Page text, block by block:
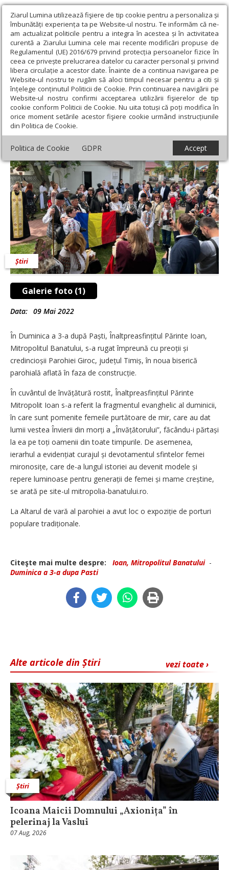
Ziarul Lumina utilizează fişiere de tip cookie pentru a personaliza și
îmbunătăți experiența ta pe Website-ul nostru. Te informăm că ne-
am actualizat politicile pentru a integra în acestea și în activitatea
curentă a Ziarului Lumina cele mai recente modificări propuse de
Regulamentul (UE) 2016/679 privind protecția persoanelor fizice în
ceea ce privește prelucrarea datelor cu caracter personal și privind
libera circulație a acestor date. Înainte de a continua navigarea pe
Website-ul nostru te rugăm să aloci timpul necesar pentru a citi și
înțelege conținutul Politicii de Cookie. Prin continuarea navigării pe
Website-ul nostru confirmi acceptarea utilizării fişierelor de tip
cookie conform Politicii de Cookie. Nu uita totuși că poți modifica în
orice moment setările acestor fişiere cookie urmând instrucțiunile
din Politica de Cookie.
Politica de Cookie GDPR Accept
Ziarul Lumina › Actualitate religioasă › Știri › Vizită arhierească
într-o parohie dinamică din județul Timiș
Vizită arhierească într-o parohie dinamică
din județul Timiș
Galerie foto (1)
Știri
Data: 09 Mai 2022
În Duminica a 3-a după Paști, Înaltpreasfințitul Părinte Ioan,
Mitropolitul Banatului, s-a rugat împreună cu preoții și
credincioșii Parohiei Giroc, județul Timiș, în noua biserică
parohială aflată în faza de construcție.
În cuvântul de învățătură rostit, Înaltpreasfințitul Părinte
Mitropolit Ioan s-a referit la fragmentul evanghelic al duminicii,
în care sunt pomenite femeile purtătoare de mir, care au dat
lumii vestea Învierii din morți a „Învăță­torului”, făcându-i părtași
la ea pe toți oamenii din toate timpurile. De asemenea,
ierarhul a evidențiat curajul și devotamentul sfintelor femei
mironosițe, care de-a lungul istoriei au devenit modele și
repere luminoase pentru generații de femei și mame creștine,
se arată pe site-ul mitropolia-banatului.ro.
La Altarul de vară al parohiei ­a avut loc o expoziție de porturi
populare tradiționale.
Citeşte mai multe despre: Ioan, Mitropolitul Banatului-
Duminica a 3-a dupa Pasti
vezi toate ›
Alte articole din Știri
Știri
Icoana Maicii Domnului „Axionița” în
pelerinaj la Vaslui
07 Aug, 2026